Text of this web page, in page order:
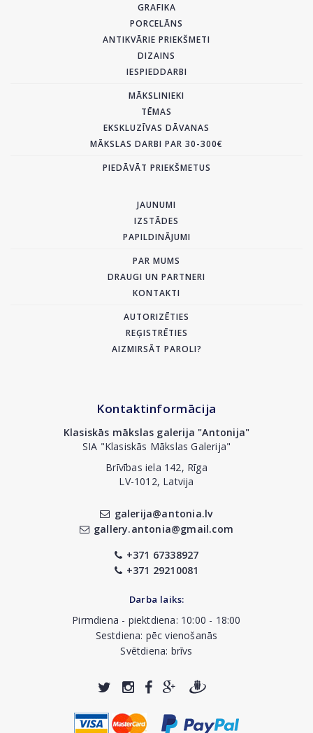
GRAFIKA
PORCELĀNS
ANTIKVĀRIE PRIEKŠMETI
DIZAINS
IESPIEDDARBI
MĀKSLINIEKI
TĒMAS
EKSKLUZĪVAS DĀVANAS
MĀKSLAS DARBI PAR 30-300€
PIEDĀVĀT PRIEKŠMETUS
JAUNUMI
IZSTĀDES
PAPILDINĀJUMI
PAR MUMS
DRAUGI UN PARTNERI
KONTAKTI
AUTORIZĒTIES
REĢISTRĒTIES
AIZMIRSĀT PAROLI?
Kontaktinformācija
Klasiskās mākslas galerija "Antonija"
SIA "Klasiskās Mākslas Galerija"
Brīvības iela 142, Rīga
LV-1012, Latvija
galerija@antonia.lv
gallery.antonia@gmail.com
+371 67338927
+371 29210081
Darba laiks:
Pirmdiena - piektdiena: 10:00 - 18:00
Sestdiena: pēc vienošanās
Svētdiena: brīvs